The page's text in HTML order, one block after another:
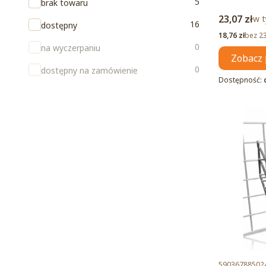
brak towaru
dostępny 16
na wyczerpaniu 0
dostępny na zamówienie 0
Cena
23,07 złw
w
Cena netto
18,76 złbez
Dostępność:
Kod produktu